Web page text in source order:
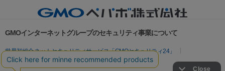
GMOインターネットグループのセキュリティ事業について
世界初総合ネットセキュリティサービス「GMOセキュリティ24」
パスワード漏洩診断
Webサイトリスク診断